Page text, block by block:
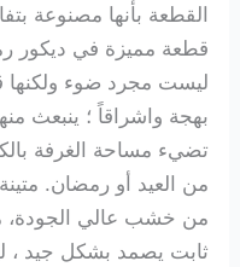
القطعة بأنها مصنوعة
قطعة مميزة في ديكور
ليست مجرد ضوء ولكنها
تضيء مساحة الغرفة
من العيد أو رمضان.
من خشب عالي
ثابت يصمد بشكل جيد ،